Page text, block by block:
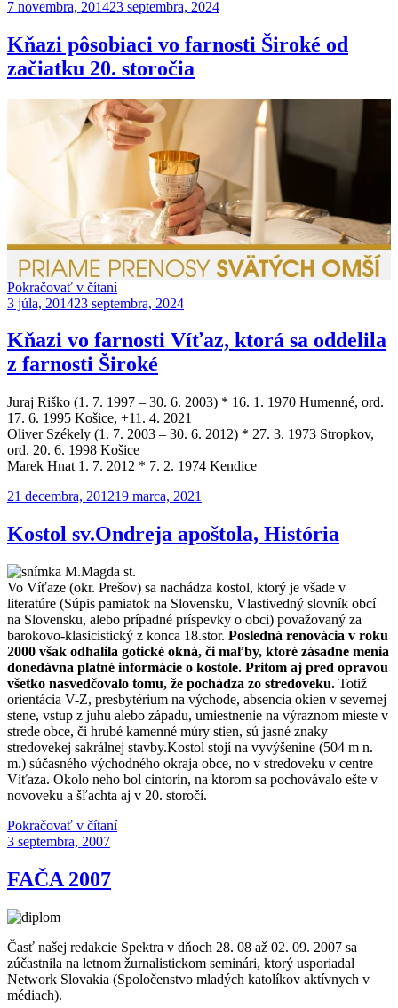
povolania
farnosti
Víťaz“
Publikované
7 novembra, 201423 septembra, 2024
Kňazi pôsobiaci vo farnosti Široké od
začiatku 20. storočia
Pokračovať v čítaní„Kňazi
pôsobiaci
farnosti
Široké
od
20.
storočia“
Publikované
3 júla, 201423 septembra, 2024
Kňazi vo farnosti Víťaz, ktorá sa oddelila
z farnosti Široké
Juraj Riško (1. 7. 1997 – 30. 6. 2003) * 16. 1. 1970 Humenné, ord.
17. 6. 1995 Košice, +11. 4. 2021
Oliver Székely (1. 7. 2003 – 30. 6. 2012) * 27. 3. 1973 Stropkov,
ord. 20. 6. 1998 Košice
Marek Hnat 1. 7. 2012 * 7. 2. 1974 Kendice
Publikované
21 decembra, 201219 marca, 2021
Kostol sv.Ondreja apoštola, História
Vo Víťaze (okr. Prešov) sa nachádza kostol, ktorý je všade v
literatúre (Súpis pamiatok na Slovensku, Vlastivedný slovník obcí
na Slovensku, alebo prípadné príspevky o obci) považovaný za
barokovo-klasicistický z konca 18.stor. Posledná renovácia v roku
2000 však odhalila gotické okná, či maľby, ktoré zásadne menia
donedávna platné informácie o kostole. Pritom aj pred opravou
všetko nasvedčovalo tomu, že pochádza zo stredoveku. Totiž
orientácia V-Z, presbytérium na východe, absencia okien v severnej
stene, vstup z juhu alebo západu, umiestnenie na výraznom mieste v
strede obce, či hrubé kamenné múry stien, sú jasné znaky
stredovekej sakrálnej stavby.Kostol stojí na vyvýšenine (504 m n.
m.) súčasného východného okraja obce, no v stredoveku v centre
Víťaza. Okolo neho bol cintorín, na ktorom sa pochovávalo ešte v
novoveku a šľachta aj v 20. storočí.
Pokračovať v čítaní„Kostol
Publikované
3 septembra, 2007
FAČA 2007
Časť našej redakcie Spektra v dňoch 28. 08 až 02. 09. 2007 sa
zúčastnila na letnom žurnalistickom seminári, ktorý usporiadal
Network Slovakia (Spoločenstvo mladých katolíkov aktívnych v
médiach).